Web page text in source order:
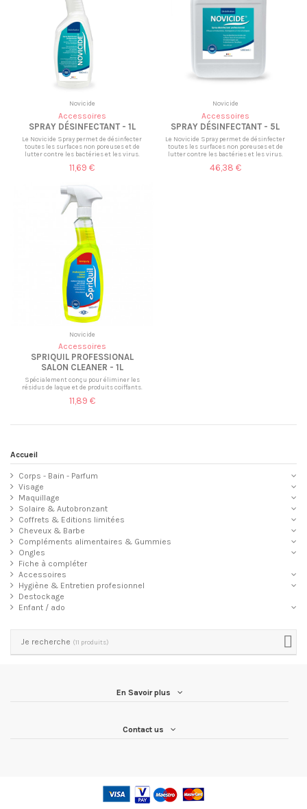
Novicide
Accessoires
SPRAY DÉSINFECTANT - 1L
Le Novicide Spray permet de désinfecter
toutes les surfaces non poreuses et de
lutter contre les bactéries et les virus.
11,69 €
Novicide
Accessoires
SPRAY DÉSINFECTANT - 5L
Le Novicide Spray permet de désinfecter
toutes les surfaces non poreuses et de
lutter contre les bactéries et les virus.
46,38 €
Novicide
Accessoires
SPRIQUIL PROFESSIONAL
SALON CLEANER - 1L
Spécialement conçu pour éliminer les
résidus de laque et de produits coiffants.
11,89 €
Accueil
Corps - Bain - Parfum
Visage
Maquillage
Solaire & Autobronzant
Coffrets & Editions limitées
Cheveux & Barbe
Compléments alimentaires & Gummies
Ongles
Fiche à compléter
Accessoires
Hygiène & Entretien profesionnel
Destockage
Enfant / ado
Je recherche (11 produits)
En Savoir plus
Contact us